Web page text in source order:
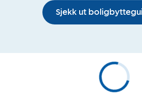
Sjekk ut